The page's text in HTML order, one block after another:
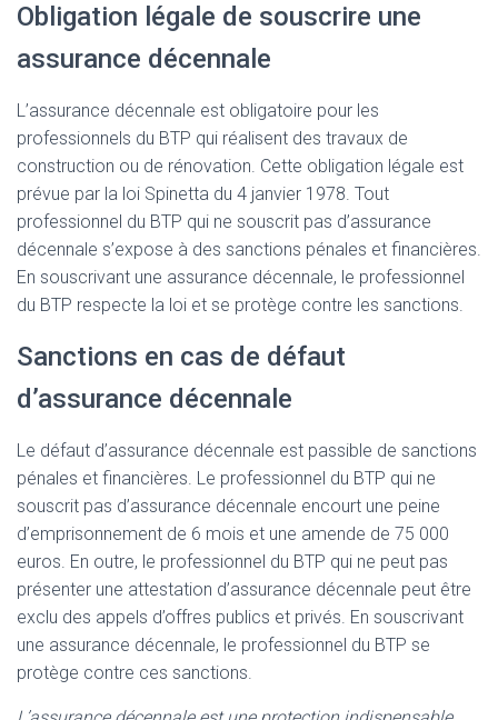
Obligation légale de souscrire une
assurance décennale
L’assurance décennale est obligatoire pour les
professionnels du BTP qui réalisent des travaux de
construction ou de rénovation. Cette obligation légale est
prévue par la loi Spinetta du 4 janvier 1978. Tout
professionnel du BTP qui ne souscrit pas d’assurance
décennale s’expose à des sanctions pénales et financières.
En souscrivant une assurance décennale, le professionnel
du BTP respecte la loi et se protège contre les sanctions.
Sanctions en cas de défaut
d’assurance décennale
Le défaut d’assurance décennale est passible de sanctions
pénales et financières. Le professionnel du BTP qui ne
souscrit pas d’assurance décennale encourt une peine
d’emprisonnement de 6 mois et une amende de 75 000
euros. En outre, le professionnel du BTP qui ne peut pas
présenter une attestation d’assurance décennale peut être
exclu des appels d’offres publics et privés. En souscrivant
une assurance décennale, le professionnel du BTP se
protège contre ces sanctions.